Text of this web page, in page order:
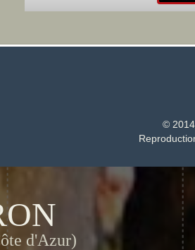
©
d'Azur)